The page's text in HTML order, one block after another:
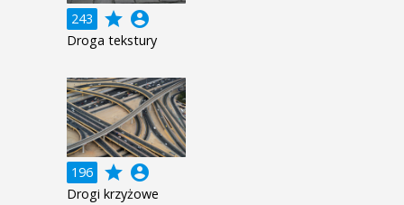
243 grade account_circle
Droga tekstury
196 grade account_circle
Drogi krzyżowe